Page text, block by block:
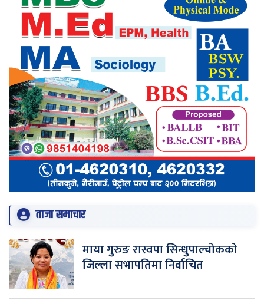
ताजा समाचार
माया गुरुङ रास्वपा सिन्धुपाल्चोकको
जिल्ला सभापतिमा निर्वाचित